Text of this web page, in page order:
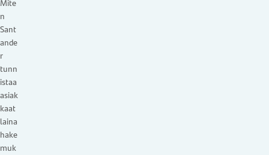
Mite
n
Sant
ande
r
tunn
istaa
asiak
kaat
laina
hake
muk